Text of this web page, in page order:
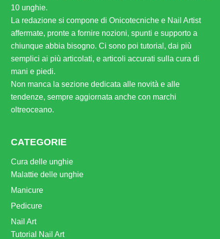
10 unghie.
La redazione si compone di Onicotecniche e Nail Artist
affermate, pronte a fornire nozioni, spunti e supporto a
chiunque abbia bisogno. Ci sono poi tutorial, dai più
semplici ai più articolati, e articoli accurati sulla cura di
mani e piedi.
Non manca la sezione dedicata alle novità e alle
tendenze, sempre aggiornata anche con marchi
oltreoceano.
CATEGORIE
Cura delle unghie
Malattie delle unghie
Manicure
Pedicure
Nail Art
Tutorial Nail Art